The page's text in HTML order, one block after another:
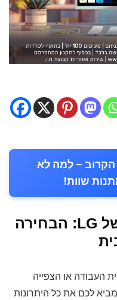
הקרוב – למה לא
שוות!
מסך MyView החכם של LG: הבחירה
העבודה או הצפייה
שלכם? מסך MyView החכם של LG מביא לכם את כל היתרונות